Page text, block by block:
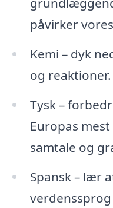
påvirker
Kemi – dyk
og reaktioner.
Tysk –
Europas
samtale og
Spansk – lær